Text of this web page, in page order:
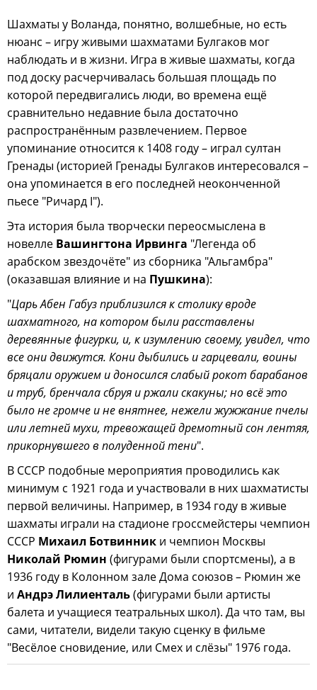
Шахматы у Воланда, понятно, волшебные, но есть
нюанс – игру живыми шахматами Булгаков мог
наблюдать и в жизни. Игра в живые шахматы, когда
под доску расчерчивалась большая площадь по
которой передвигались люди, во времена ещё
сравнительно недавние была достаточно
распространённым развлечением. Первое
упоминание относится к 1408 году – играл султан
Гренады (историей Гренады Булгаков интересовался –
она упоминается в его последней неоконченной
пьесе "Ричард I").
Эта история была творчески переосмыслена в
новелле Вашингтона Ирвинга "Легенда об
арабском звездочёте" из сборника "Альгамбра"
(оказавшая влияние и на Пушкина):
"Царь Абен Габуз приблизился к столику вроде
шахматного, на котором были расставлены
деревянные фигурки, и, к изумлению своему, увидел, что
все они движутся. Кони дыбились и гарцевали, воины
бряцали оружием и доносился слабый рокот барабанов
и труб, бренчала сбруя и ржали скакуны; но всё это
было не громче и не внятнее, нежели жужжание пчелы
или летней мухи, тревожащей дремотный сон лентяя,
прикорнувшего в полуденной тени".
В СССР подобные мероприятия проводились как
минимум с 1921 года и участвовали в них шахматисты
первой величины. Например, в 1934 году в живые
шахматы играли на стадионе гроссмейстеры чемпион
СССР Михаил Ботвинник и чемпион Москвы
Николай Рюмин (фигурами были спортсмены), а в
1936 году в Колонном зале Дома союзов – Рюмин же
и Андрэ Лилиенталь(фигурами были артисты
балета и учащиеся театральных школ). Да что там, вы
сами, читатели, видели такую сценку в фильме
"Весёлое сновидение, или Смех и слёзы" 1976 года.